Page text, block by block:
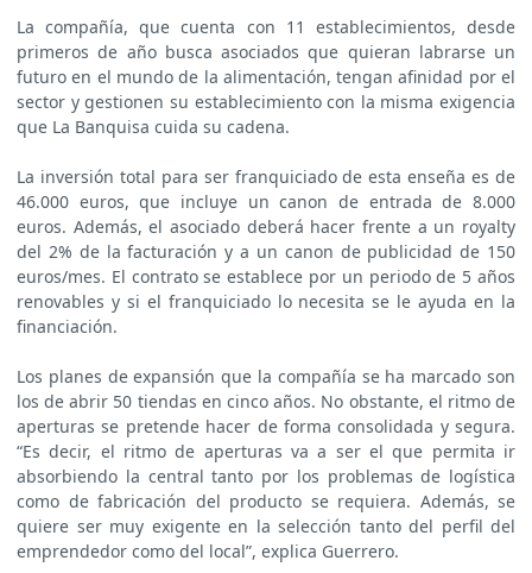
La compañía, que cuenta con 11 establecimientos, desde
primeros de año busca asociados que quieran labrarse un
futuro en el mundo de la alimentación, tengan afinidad por el
sector y gestionen su establecimiento con la misma exigencia
que La Banquisa cuida su cadena.
La inversión total para ser franquiciado de esta enseña es de
46.000 euros, que incluye un canon de entrada de 8.000
euros. Además, el asociado deberá hacer frente a un royalty
del 2% de la facturación y a un canon de publicidad de 150
euros/mes. El contrato se establece por un periodo de 5 años
renovables y si el franquiciado lo necesita se le ayuda en la
financiación.
Los planes de expansión que la compañía se ha marcado son
los de abrir 50 tiendas en cinco años. No obstante, el ritmo de
aperturas se pretende hacer de forma consolidada y segura.
“Es decir, el ritmo de aperturas va a ser el que permita ir
absorbiendo la central tanto por los problemas de logística
como de fabricación del producto se requiera. Además, se
quiere ser muy exigente en la selección tanto del perfil del
emprendedor como del local”, explica Guerrero.